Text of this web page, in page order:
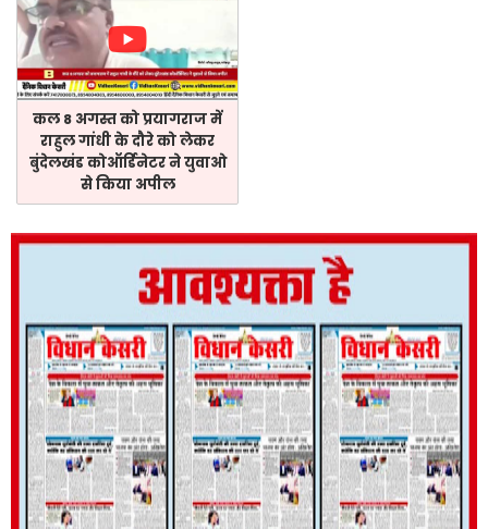
कल 8 अगस्त को प्रयागराज में
राहुल गांधी के दौरे को लेकर
बुंदेलखंड कोऑर्डिनेटर ने युवाओ
से किया अपील